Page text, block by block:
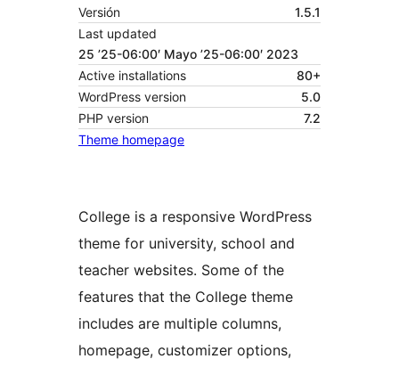
Versión
1.5.1
Last updated
25 ’25-06:00′ Mayo ’25-06:00′ 2023
Active installations
80+
WordPress version
5.0
PHP version
7.2
Theme homepage
College is a responsive WordPress
theme for university, school and
teacher websites. Some of the
features that the College theme
includes are multiple columns,
homepage, customizer options,